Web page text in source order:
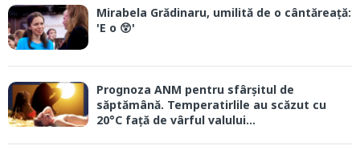
Mirabela Grădinaru, umilită de o cântăreață:
'E o 😲'
Prognoza ANM pentru sfârșitul de
săptămână. Temperatirlile au scăzut cu
20°C față de vârful valului...